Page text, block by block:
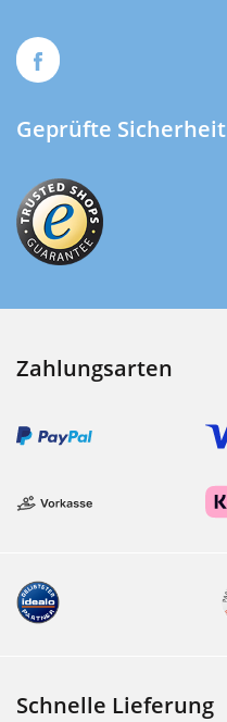
Geprüfte Sicherheit
Zahlungsarten
Schnelle Lieferung